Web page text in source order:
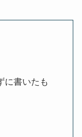
に書いたも